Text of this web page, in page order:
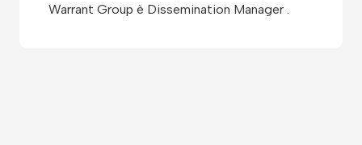
Warrant Group è Dissemination Manager .